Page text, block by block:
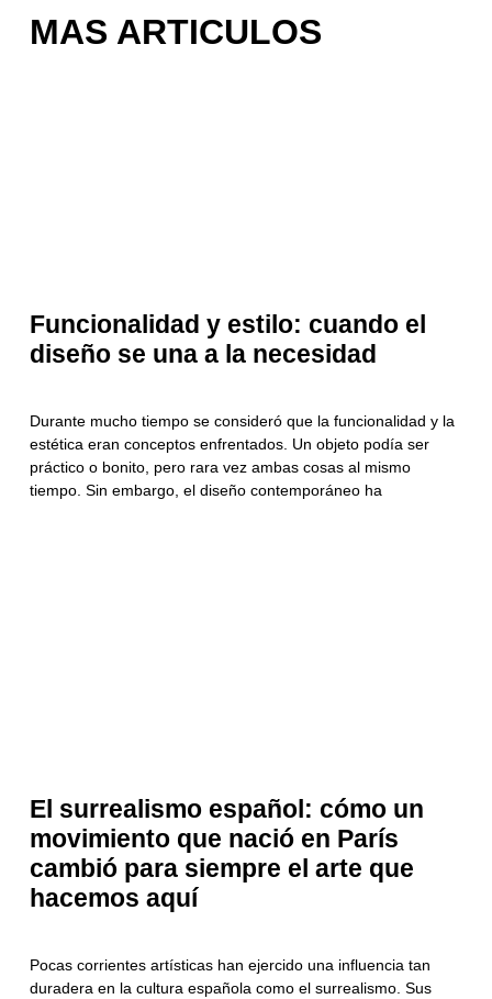
MAS ARTICULOS
Funcionalidad y estilo: cuando el
diseño se una a la necesidad
Durante mucho tiempo se consideró que la funcionalidad y la
estética eran conceptos enfrentados. Un objeto podía ser
práctico o bonito, pero rara vez ambas cosas al mismo
tiempo. Sin embargo, el diseño contemporáneo ha
El surrealismo español: cómo un
movimiento que nació en París
cambió para siempre el arte que
hacemos aquí
Pocas corrientes artísticas han ejercido una influencia tan
duradera en la cultura española como el surrealismo. Sus